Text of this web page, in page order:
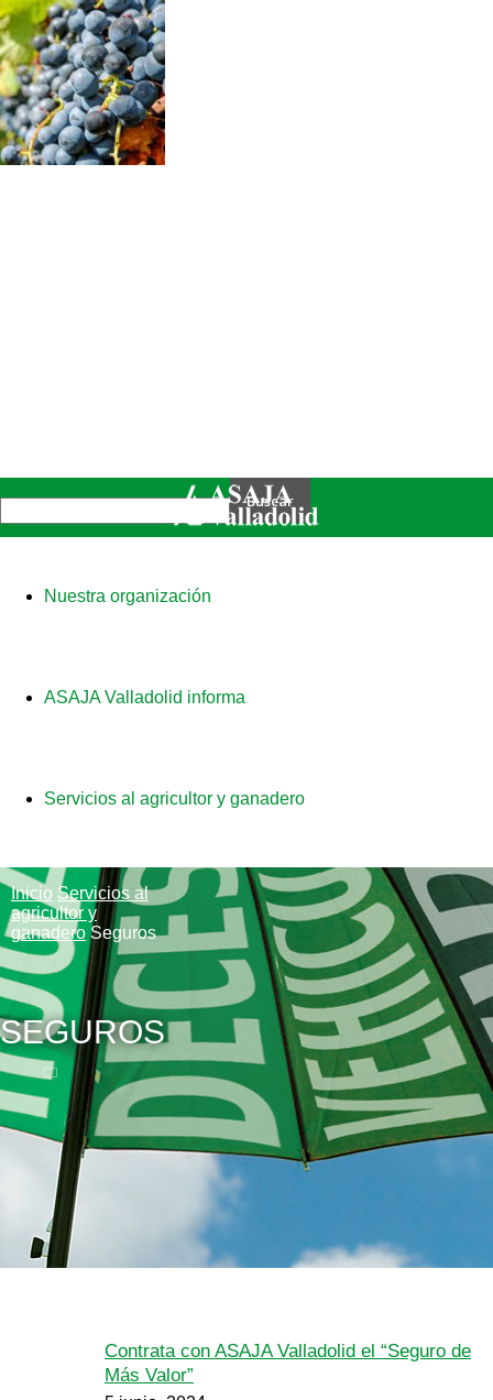
Nuestra organización
ASAJA Valladolid informa
Servicios al agricultor y ganadero
Inicio Servicios al
agricultor y
ganadero Seguros
SEGUROS
Contrata con ASAJA Valladolid el “Seguro de
Más Valor”